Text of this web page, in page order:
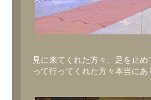
見に来てくれた方々、足を止
って行ってくれた方々本当にあ